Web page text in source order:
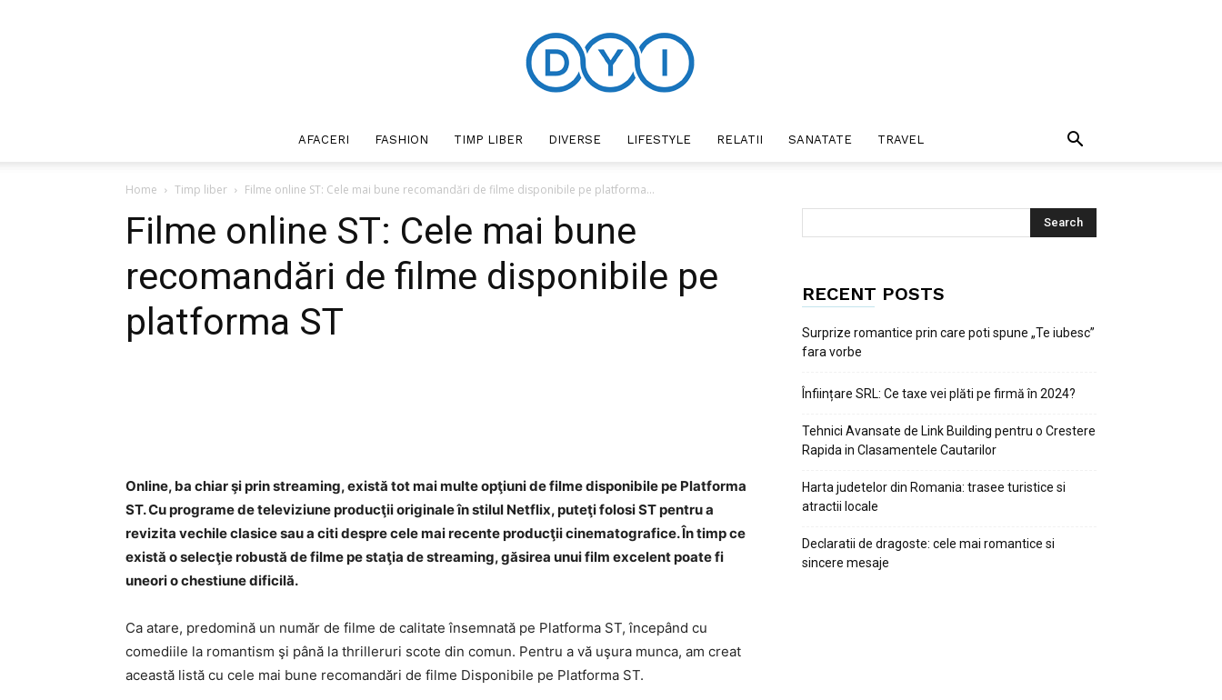
AFACERI FASHION TIMP LIBER DIVERSE LIFESTYLE RELATII SANATATE TRAVEL
Home Timp liber Filme online ST: Cele mai bune recomandări de filme disponibile pe platforma...
Filme online ST: Cele mai bune
recomandări de filme disponibile pe
platforma ST
Online, ba chiar şi prin streaming, există tot mai multe opţiuni de filme disponibile pe Platforma
ST. Cu programe de televiziune producţii originale în stilul Netflix, puteţi folosi ST pentru a
revizita vechile clasice sau a citi despre cele mai recente producţii cinematografice. În timp ce
există o selecţie robustă de filme pe staţia de streaming, găsirea unui film excelent poate fi
uneori o chestiune dificilă.
Ca atare, predomină un număr de filme de calitate însemnată pe Platforma ST, începând cu
comediile la romantism şi până la thrilleruri scote din comun. Pentru a vă uşura munca, am creat
această listă cu cele mai bune recomandări de filme Disponibile pe Platforma ST.
RECENT POSTS
Surprize romantice prin care poti spune „Te iubesc”
fara vorbe
Înființare SRL: Ce taxe vei plăti pe firmă în 2024?
Tehnici Avansate de Link Building pentru o Crestere
Rapida in Clasamentele Cautarilor
Harta judetelor din Romania: trasee turistice si
atractii locale
Declaratii de dragoste: cele mai romantice si
sincere mesaje